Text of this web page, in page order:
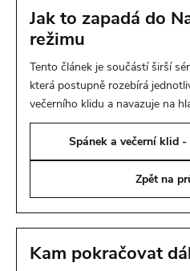
Jak to zapadá do
režimu
Tento článek je součástí širší
která postupně rozebírá
večerního klidu a navazuje na
Spánek a večerní klid
Zpět na
Kam pokračovat